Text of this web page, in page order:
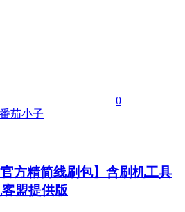
0
番茄小子
官方精简线刷包】含刷机工具
盟提供版